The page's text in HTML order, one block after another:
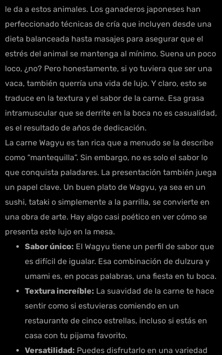
le da a estos animales. Los ganaderos japoneses han
perfeccionado técnicas de cría que incluyen desde una
dieta balanceada hasta masajes para asegurar que el
estrés del animal se mantenga al mínimo. Suena un poco
loco, ¿no? Pero honestamente, si yo tuviera que ser una
vaca, también querría una vida de lujo. Y claro, esto se
traduce en la textura y el sabor de la carne. Esa grasa
intramuscular que se derrite en la boca no es casualidad,
es el resultado de años de dedicación.
La carne Wagyu es tan rica que a menudo se la describe
como “mantequilla”. Sin embargo, no es solo el sabor lo
que conquista paladares. La presentación también juega
un papel clave. Un buen plato de Wagyu, ya sea en un
sushi, tataki o simplemente a la parrilla, se convierte en
una obra de arte. Hay algo casi poético en ver cómo se
presenta este lujo en la mesa.
Sabor único: El Wagyu tiene un perfil de sabor que
es difícil de igualar. Esa combinación de dulzura y
umami es, en pocas palabras, una fiesta en tu boca.
Textura increíble: La suavidad de la carne te hace
sentir como si estuvieras comiendo en un
restaurante de cinco estrellas, incluso si estás en
casa con tu pijama favorito.
Versatilidad: Puedes disfrutarlo en una variedad